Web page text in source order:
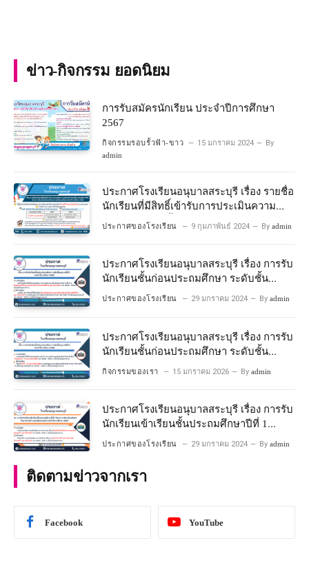
ข่าว-กิจกรรม ยอดนิยม
การรับสมัครนักเรียน ประจำปีการศึกษา
2567
กิจกรรมรอบรั้วฟ้า-ขาว 15 มกราคม 2024 By
admin
ประกาศโรงเรียนอนุบาลสระบุรี เรื่อง รายชื่อ
นักเรียนที่มีสิทธิ์เข้ารับการประเมินความ
พร้อมเข้าเรียนชั้นประถมศึกษาปีที่ 1
ประกาศของโรงเรียน 9 กุมภาพันธ์ 2024 By admin
ประกาศโรงเรียนอนุบาลสระบุรี เรื่อง การรับ
นักเรียนชั้นก่อนประถมศึกษา ระดับชั้น
อนุบาลปีที่ 2 ประจําปีการศึกษา 2567
ประกาศของโรงเรียน 29 มกราคม 2024 By admin
ประกาศโรงเรียนอนุบาลสระบุรี เรื่อง การรับ
นักเรียนชั้นก่อนประถมศึกษา ระดับชั้น
อนุบาลปีที่ ๒ ประจำปีการศึกษา ๒๕๖๙
กิจกรรมของเรา 15 มกราคม 2026 By admin
ประกาศโรงเรียนอนุบาลสระบุรี เรื่อง การรับ
นักเรียนเข้าเรียนชั้นประถมศึกษาปีที่ 1
โครงการห้องเรียนพิเศษ วิทยาศาสตร์ และ
ประกาศของโรงเรียน 29 มกราคม 2024 By admin
ติดตามข่าวจากเรา
Facebook YouTube